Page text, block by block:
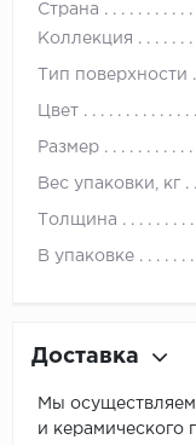
Страна
Коллекция
Тип поверхности
Цвет
Размер
Вес упаковки, кг
Толщина
В упаковке
Доставка
Мы осуществляем
и керамического